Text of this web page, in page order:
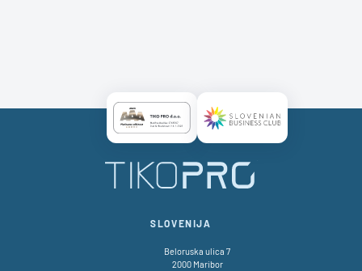
Certificate AAA LogoCertificate SBC Logo
SLOVENIJA
Beloruska ulica 7
2000 Maribor